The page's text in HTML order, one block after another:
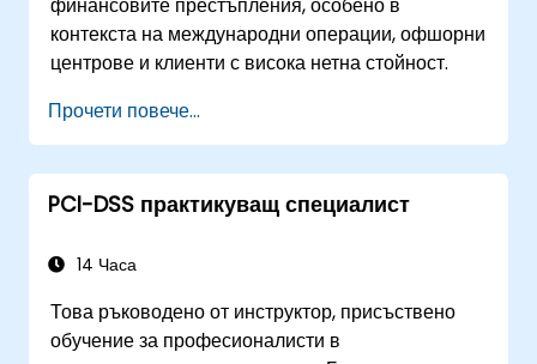
контекста на международни операции, офшорни
центрове и клиенти с висока нетна стойност.
Прочети повече...
PCI-DSS практикуващ специалист
14 Часа
Това ръководено от инструктор, присъствено
обучение за професионалисти в